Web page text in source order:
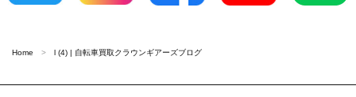
Home l (4) | 自転車買取クラウンギアーズブログ